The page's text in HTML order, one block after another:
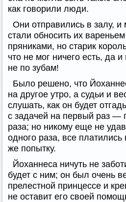
как говорили люди.
Они отправились в залу, и
стали обносить их
пряниками, но старик
что не мог ничего есть, да
не по зубам!
Было решено, что
на другое утро, а судьи и
слушать, как он будет
с задачей на первый раз —
раза; но никому еще не
одного раза, все
же попытку.
Йоханнеса ничуть не
будет с ним; он был очень
прелестной принцессе и
не оставит его своей